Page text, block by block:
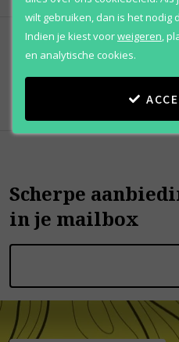
Scherpe
in je mailbox
wilt gebruiken, dan is het nodig
Indien je kiest voorweigeren
en analytische cookies.